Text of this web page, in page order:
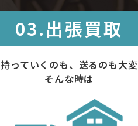
03.出張買取
持っていくのも、送るのも大変
そんな時は